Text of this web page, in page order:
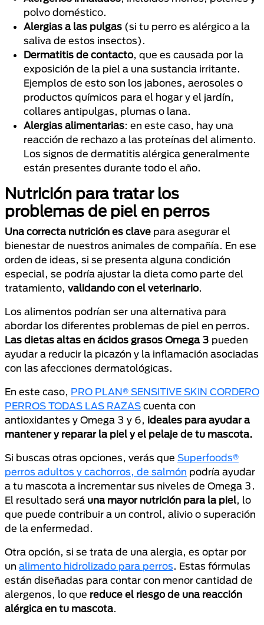
polvo doméstico.
Alergias a las pulgas (si tu perro es alérgico a la
saliva de estos insectos).
Dermatitis de contacto, que es causada por la
exposición de la piel a una sustancia irritante.
Ejemplos de esto son los jabones, aerosoles o
productos químicos para el hogar y el jardín,
collares antipulgas, plumas o lana.
Alergias alimentarias: en este caso, hay una
reacción de rechazo a las proteínas del alimento.
Los signos de dermatitis alérgica generalmente
están presentes durante todo el año.
Nutrición para tratar los
problemas de piel en perros
Una correcta nutrición es clave para asegurar el
bienestar de nuestros animales de compañía. En ese
orden de ideas, si se presenta alguna condición
especial, se podría ajustar la dieta como parte del
tratamiento, validando con el veterinario.
Los alimentos podrían ser una alternativa para
abordar los diferentes problemas de piel en perros.
Las dietas altas en ácidos grasos Omega 3 pueden
ayudar a reducir la picazón y la inflamación asociadas
con las afecciones dermatológicas.
En este caso, PRO PLAN® SENSITIVE SKIN CORDERO
PERROS TODAS LAS RAZAS cuenta con
antioxidantes y Omega 3 y 6, ideales para ayudar a
mantener y reparar la piel y el pelaje de tu mascota.
Si buscas otras opciones, verás que Superfoods®
perros adultos y cachorros, de salmón podría ayudar
a tu mascota a incrementar sus niveles de Omega 3.
El resultado será una mayor nutrición para la piel , lo
que puede contribuir a un control, alivio o superación
de la enfermedad.
Otra opción, si se trata de una alergia, es optar por
un alimento hidrolizado para perros . Estas fórmulas
están diseñadas para contar con menor cantidad de
alergenos, lo que reduce el riesgo de una reacción
alérgica en tu mascota